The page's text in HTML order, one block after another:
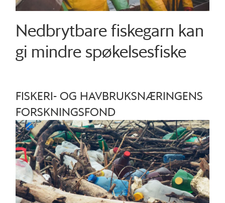
Nedbrytbare fiskegarn kan
gi mindre spøkelsesfiske
FISKERI- OG HAVBRUKSNÆRINGENS
FORSKNINGSFOND